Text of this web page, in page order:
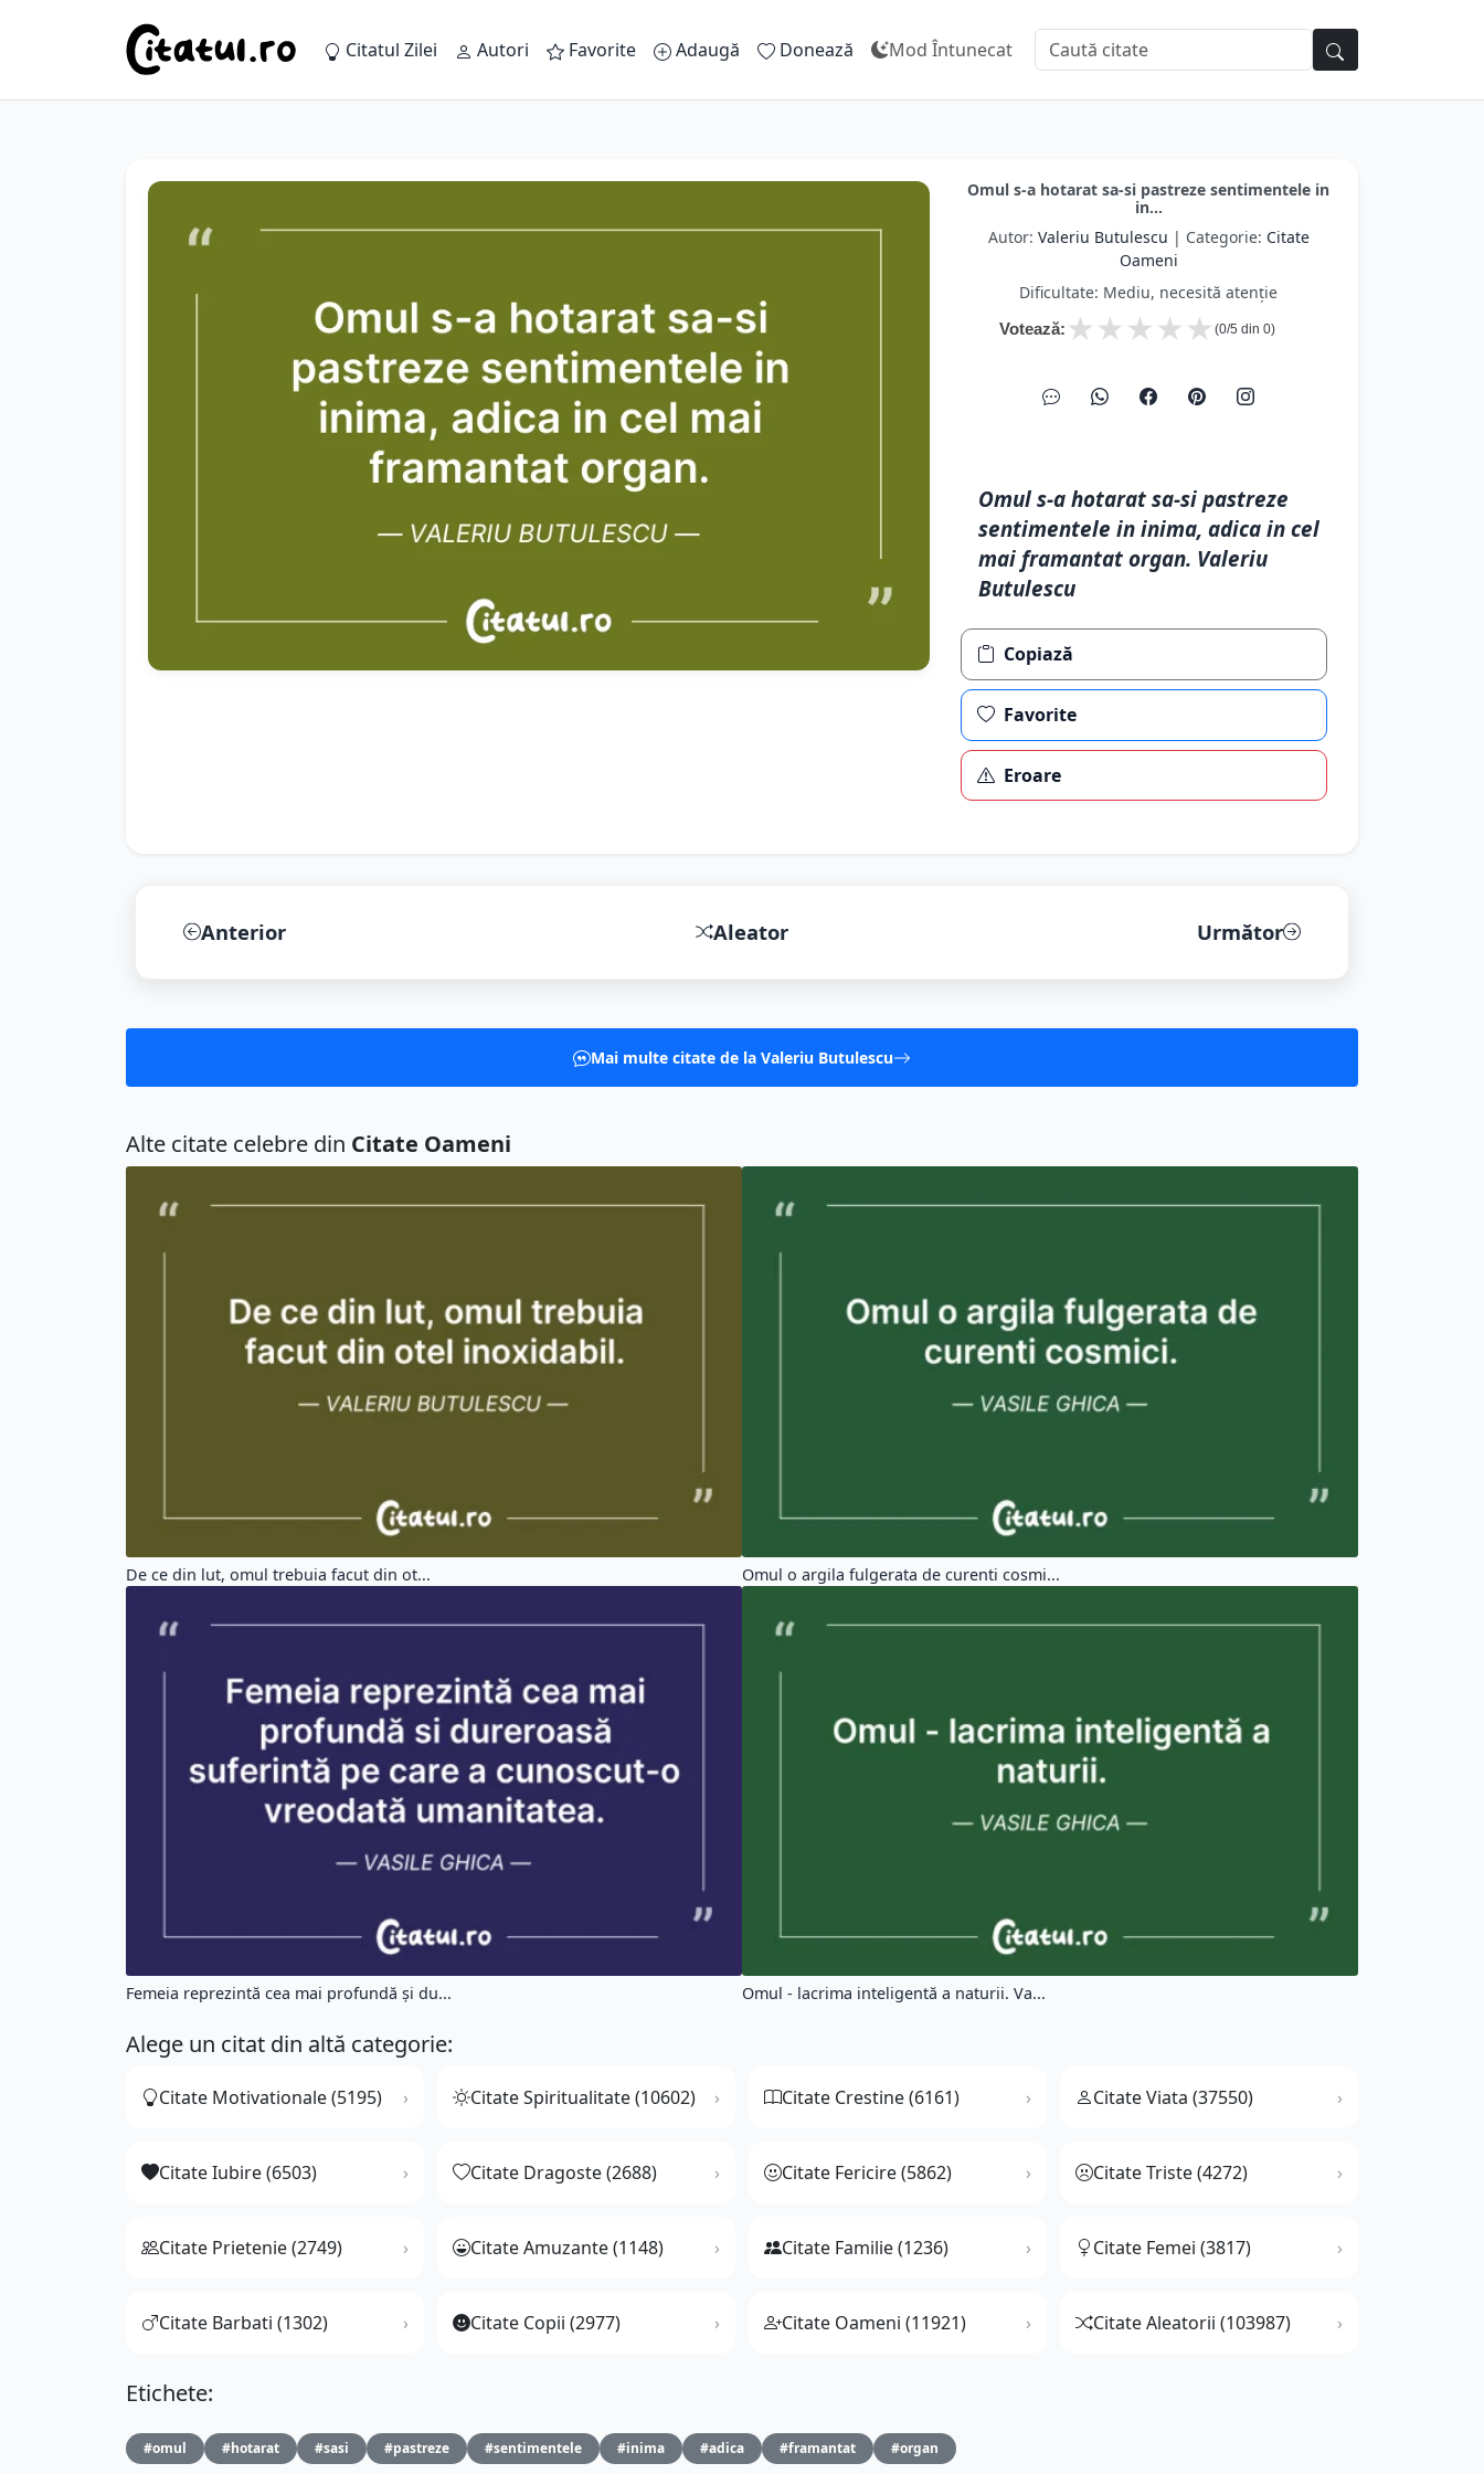
Citatul Zilei Autori Favorite Adaugă Donează Mod Întunecat
Omul s-a hotarat sa-si pastreze sentimentele in
in...
Autor: Valeriu Butulescu | Categorie: Citate
Oameni
Dificultate: Mediu, necesită atenție
Votează: ★
★
★
★
★ (0/5 din 0)
Omul s-a hotarat sa-si pastreze
sentimentele in inima, adica in cel
mai framantat organ. Valeriu
Butulescu
Copiază
Favorite
Eroare
Anterior Aleator Următor
Mai multe citate de la Valeriu Butulescu
Alte citate celebre din Citate Oameni
De ce din lut, omul trebuia facut din ot... Omul o argila fulgerata de curenti cosmi...
Femeia reprezintă cea mai profundă și du... Omul - lacrima inteligentă a naturii. Va...
Alege un citat din altă categorie:
Citate Motivationale (5195) Citate Spiritualitate (10602) Citate Crestine (6161) Citate Viata (37550)
Citate Iubire (6503) Citate Dragoste (2688) Citate Fericire (5862) Citate Triste (4272)
Citate Prietenie (2749) Citate Amuzante (1148) Citate Familie (1236) Citate Femei (3817)
Citate Barbati (1302) Citate Copii (2977) Citate Oameni (11921) Citate Aleatorii (103987)
Etichete:
#omul #hotarat #sasi #pastreze #sentimentele #inima #adica #framantat #organ